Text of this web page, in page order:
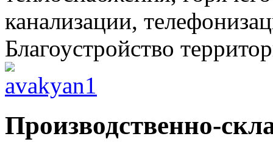
канализации,
Благоустройство
Производственно-